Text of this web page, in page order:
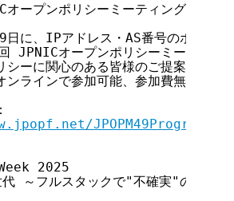
ープンポリシーミーティング開催の
に、IPアドレス・AS番号のポリシー
JPNICオープンポリシーミーティン
シーに関心のある皆様のご提案・発表
ンラインで参加可能、参加費無料です
JPOPM49Program
2025
代 ～フルスタックで"不確実"の先へ